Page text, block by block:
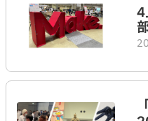
4